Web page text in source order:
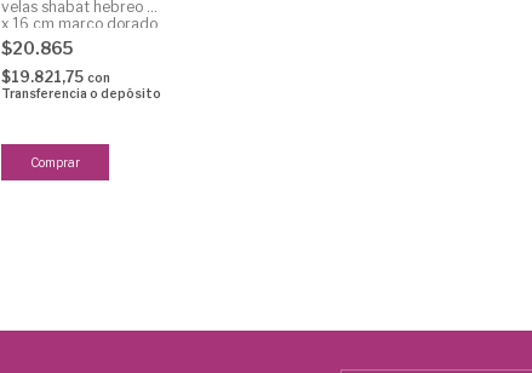
velas shabat hebreo 21
x 16 cm marco dorado
$20.865
$19.821,75 con
Transferencia o depósito